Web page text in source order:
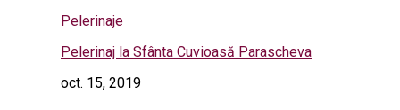
Pelerinaje
Pelerinaj la Sfânta Cuvioasă Parascheva
oct. 15, 2019